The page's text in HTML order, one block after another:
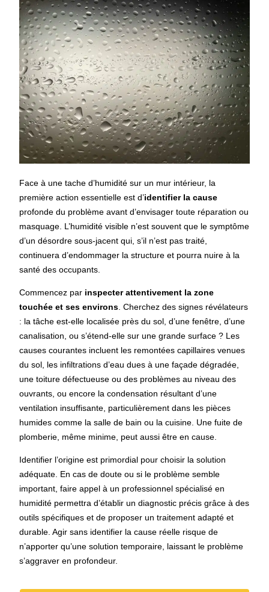
Face à une tache d’humidité sur un mur intérieur, la
première action essentielle est d’identifier la cause
profonde du problème avant d’envisager toute réparation ou
masquage. L’humidité visible n’est souvent que le symptôme
d’un désordre sous-jacent qui, s’il n’est pas traité,
continuera d’endommager la structure et pourra nuire à la
santé des occupants.
Commencez par inspecter attentivement la zone
touchée et ses environs . Cherchez des signes révélateurs
: la tâche est-elle localisée près du sol, d’une fenêtre, d’une
canalisation, ou s’étend-elle sur une grande surface ? Les
causes courantes incluent les remontées capillaires venues
du sol, les infiltrations d’eau dues à une façade dégradée,
une toiture défectueuse ou des problèmes au niveau des
ouvrants, ou encore la condensation résultant d’une
ventilation insuffisante, particulièrement dans les pièces
humides comme la salle de bain ou la cuisine. Une fuite de
plomberie, même minime, peut aussi être en cause.
Identifier l’origine est primordial pour choisir la solution
adéquate. En cas de doute ou si le problème semble
important, faire appel à un professionnel spécialisé en
humidité permettra d’établir un diagnostic précis grâce à des
outils spécifiques et de proposer un traitement adapté et
durable. Agir sans identifier la cause réelle risque de
n’apporter qu’une solution temporaire, laissant le problème
s’aggraver en profondeur.